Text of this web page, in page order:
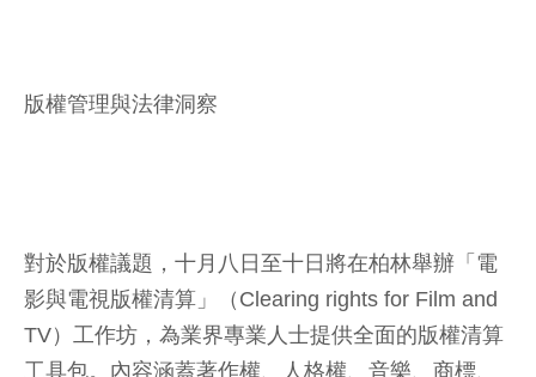
版權管理與法律洞察
對於版權議題，十月八日至十日將在柏林舉辦「電
影與電視版權清算」（Clearing rights for Film and
TV）工作坊，為業界專業人士提供全面的版權清算
工具包。內容涵蓋著作權、人格權、音樂、商標、